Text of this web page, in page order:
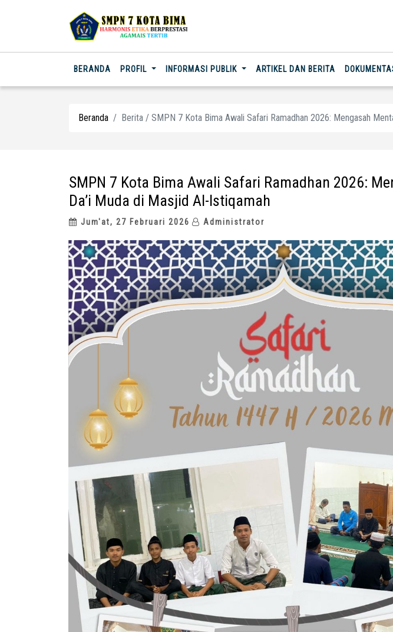
BERANDA (CURRENT)
PROFIL INFORMASI PUBLIK ARTIKEL DAN BERITA
Beranda Berita / SMPN 7 Kota Bima Awali Safari Ramadhan 2026: Mengasah
SMPN 7 Kota Bima Awali Safari Ramadhan 2026:
Da’i Muda di Masjid Al-Istiqamah
Jum'at, 27 Februari 2026 Administrator